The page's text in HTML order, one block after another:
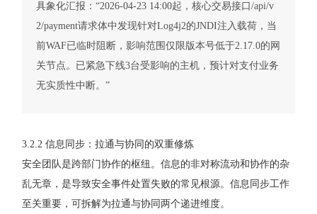
具象化汇报：“2026-04-23 14:00起，核心交易接口/api/v
2/payment请求体中发现针对Log4j2的JNDI注入载荷，当
前WAF已临时阻断，影响范围仅限版本号低于2.17.0的网
关节点。已紧急下线3台受影响的主机，预计对支付业务
无实质性中断。”
3.2.2 信息同步：拉通与协同的双重修炼
安全团队是跨部门协作的枢纽。信息的非对称流动和协作的杂
乱无章，是导致安全事件处置失败的常见根源。信息同步工作
至关重要，可拆解为拉通与协同两个递进维度。